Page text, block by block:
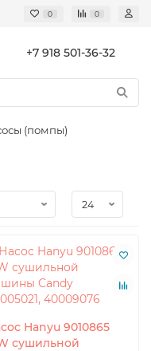
0 0
+7 918 501-36-32
(помпы)
Hanyu 9010865
сушильной